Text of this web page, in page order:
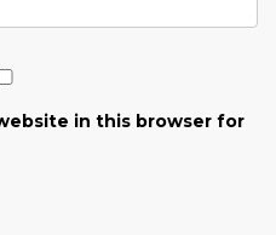
in this browser for